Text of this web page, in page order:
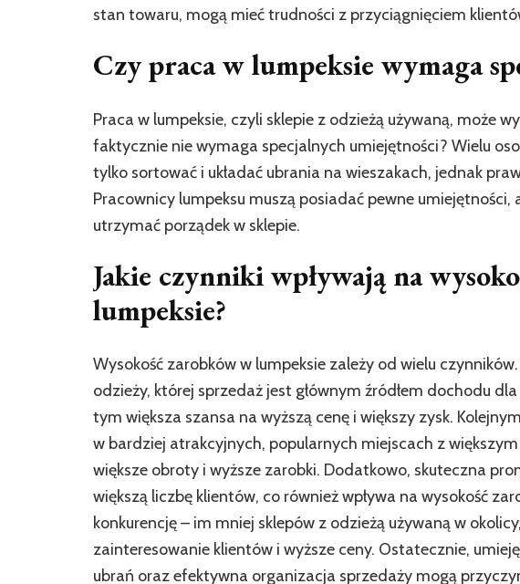
stan towaru, mogą mieć trudności z przyciągnięciem
Czy praca w lumpeksie wymaga
Praca w lumpeksie, czyli sklepie z odzieżą używaną, może
faktycznie nie wymaga specjalnych umiejętności? Wielu
tylko sortować i układać ubrania na wieszakach, jednak
Pracownicy lumpeksu muszą posiadać pewne
utrzymać porządek w sklepie.
Jakie czynniki wpływają na
lumpeksie?
Wysokość zarobków w lumpeksie zależy od wielu
odzieży, której sprzedaż jest głównym źródłem dochodu
tym większa szansa na wyższą cenę i większy zysk.
w bardziej atrakcyjnych, popularnych miejscach z
większe obroty i wyższe zarobki. Dodatkowo, skuteczna
większą liczbę klientów, co również wpływa na wysokość
konkurencję – im mniej sklepów z odzieżą używaną w
zainteresowanie klientów i wyższe ceny. Ostatecznie,
ubrań oraz efektywna organizacja sprzedaży mogą